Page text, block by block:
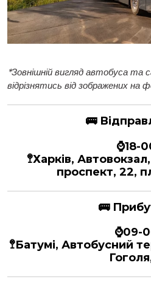
*Зовнішній вигляд автобуса та
відрізнятись від зображених на
🚌
⌚18-
🚏Харків,
проспект, 22,
🚌
⌚09-
🚏Батумі, Автобусний